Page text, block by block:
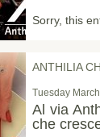
Sorry, this
ANTHILIA
Tuesday
Al via
che